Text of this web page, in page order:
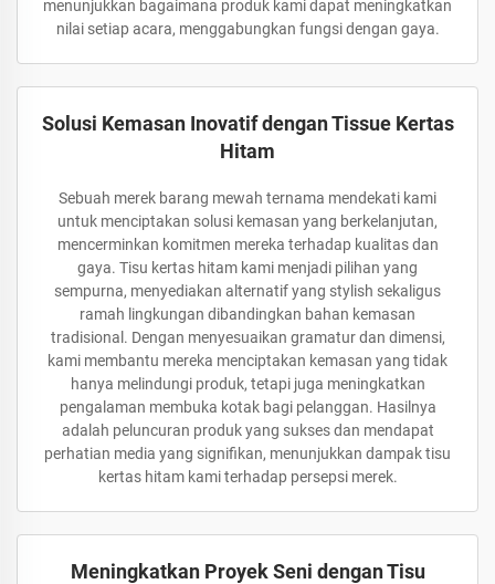
menunjukkan bagaimana produk kami dapat meningkatkan
nilai setiap acara, menggabungkan fungsi dengan gaya.
Solusi Kemasan Inovatif dengan Tissue Kertas
Hitam
Sebuah merek barang mewah ternama mendekati kami
untuk menciptakan solusi kemasan yang berkelanjutan,
mencerminkan komitmen mereka terhadap kualitas dan
gaya. Tisu kertas hitam kami menjadi pilihan yang
sempurna, menyediakan alternatif yang stylish sekaligus
ramah lingkungan dibandingkan bahan kemasan
tradisional. Dengan menyesuaikan gramatur dan dimensi,
kami membantu mereka menciptakan kemasan yang tidak
hanya melindungi produk, tetapi juga meningkatkan
pengalaman membuka kotak bagi pelanggan. Hasilnya
adalah peluncuran produk yang sukses dan mendapat
perhatian media yang signifikan, menunjukkan dampak tisu
kertas hitam kami terhadap persepsi merek.
Meningkatkan Proyek Seni dengan Tisu